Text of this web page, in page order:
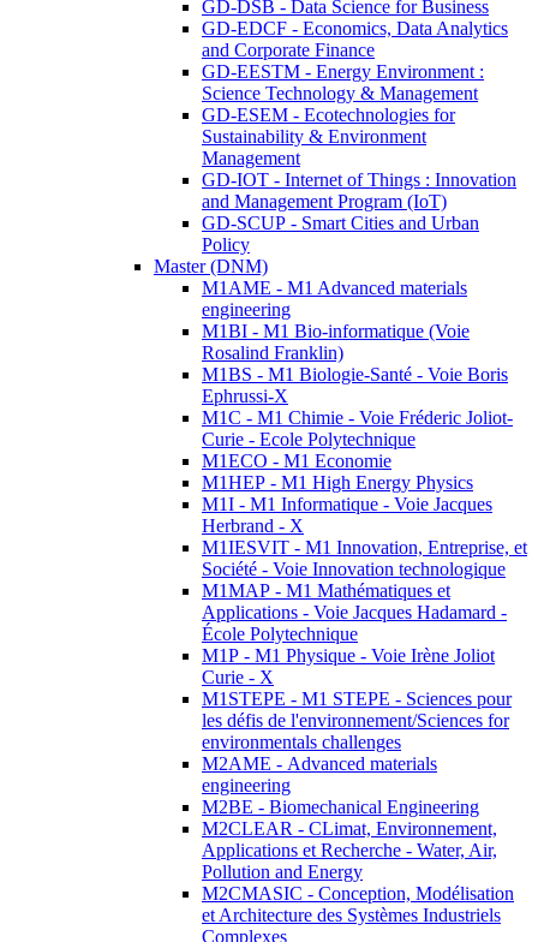
GD-DSB - Data Science for Business
GD-EDCF - Economics, Data Analytics
and Corporate Finance
GD-EESTM - Energy Environment :
Science Technology & Management
GD-ESEM - Ecotechnologies for
Sustainability & Environment
Management
GD-IOT - Internet of Things : Innovation
and Management Program (IoT)
GD-SCUP - Smart Cities and Urban
Policy
Master (DNM)
M1AME - M1 Advanced materials
engineering
M1BI - M1 Bio-informatique (Voie
Rosalind Franklin)
M1BS - M1 Biologie-Santé - Voie Boris
Ephrussi-X
M1C - M1 Chimie - Voie Fréderic Joliot-
Curie - Ecole Polytechnique
M1ECO - M1 Economie
M1HEP - M1 High Energy Physics
M1I - M1 Informatique - Voie Jacques
Herbrand - X
M1IESVIT - M1 Innovation, Entreprise, et
Société - Voie Innovation technologique
M1MAP - M1 Mathématiques et
Applications - Voie Jacques Hadamard -
École Polytechnique
M1P - M1 Physique - Voie Irène Joliot
Curie - X
M1STEPE - M1 STEPE - Sciences pour
les défis de l'environnement/Sciences for
environmentals challenges
M2AME - Advanced materials
engineering
M2BE - Biomechanical Engineering
M2CLEAR - CLimat, Environnement,
Applications et Recherche - Water, Air,
Pollution and Energy
M2CMASIC - Conception, Modélisation
et Architecture des Systèmes Industriels
Complexes